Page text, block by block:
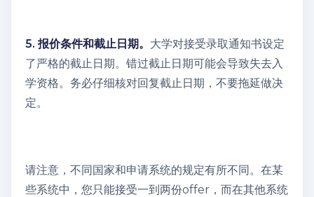
5. 报价条件和截止日期。 大学对接受录取通知书设定
了严格的截止日期。错过截止日期可能会导致失去入
学资格。务必仔细核对回复截止日期，不要拖延做决
定。
请注意，不同国家和申请系统的规定有所不同。在某
些系统中，您只能接受一到两份offer，而在其他系统